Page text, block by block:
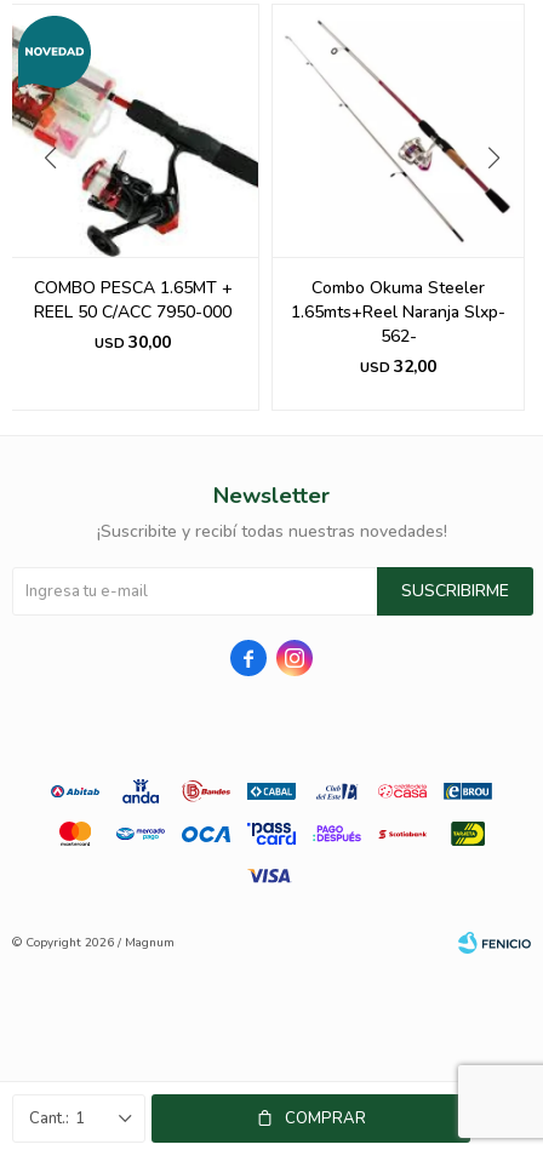
1 COMPRAR
COMBO PESCA 1.65MT +
REEL 50 C/ACC 7950-000
USD 30,00
Combo Okuma Steeler
1.65mts+Reel Naranja Slxp-
562-
USD 32,00
Newsletter
¡Suscribite y recibí todas nuestras novedades!
SUSCRIBIRME
 
© Copyright 2026 / Magnum